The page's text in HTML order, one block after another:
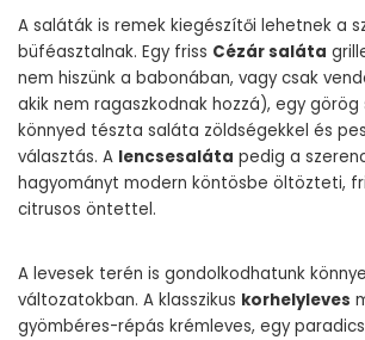
A saláták is remek kiegészítői lehetnek a
büféasztalnak. Egy friss Cézár saláta
nem hiszünk a babonában, vagy csak
akik nem ragaszkodnak hozzá), egy
könnyed tészta saláta zöldségekkel és
választás. A lencsesaláta pedig a
hagyományt modern köntösbe öltözteti,
citrusos öntettel.
A levesek terén is gondolkodhatunk
változatokban. A klasszikus korhelyleves
gyömbéres-répás krémleves, egy